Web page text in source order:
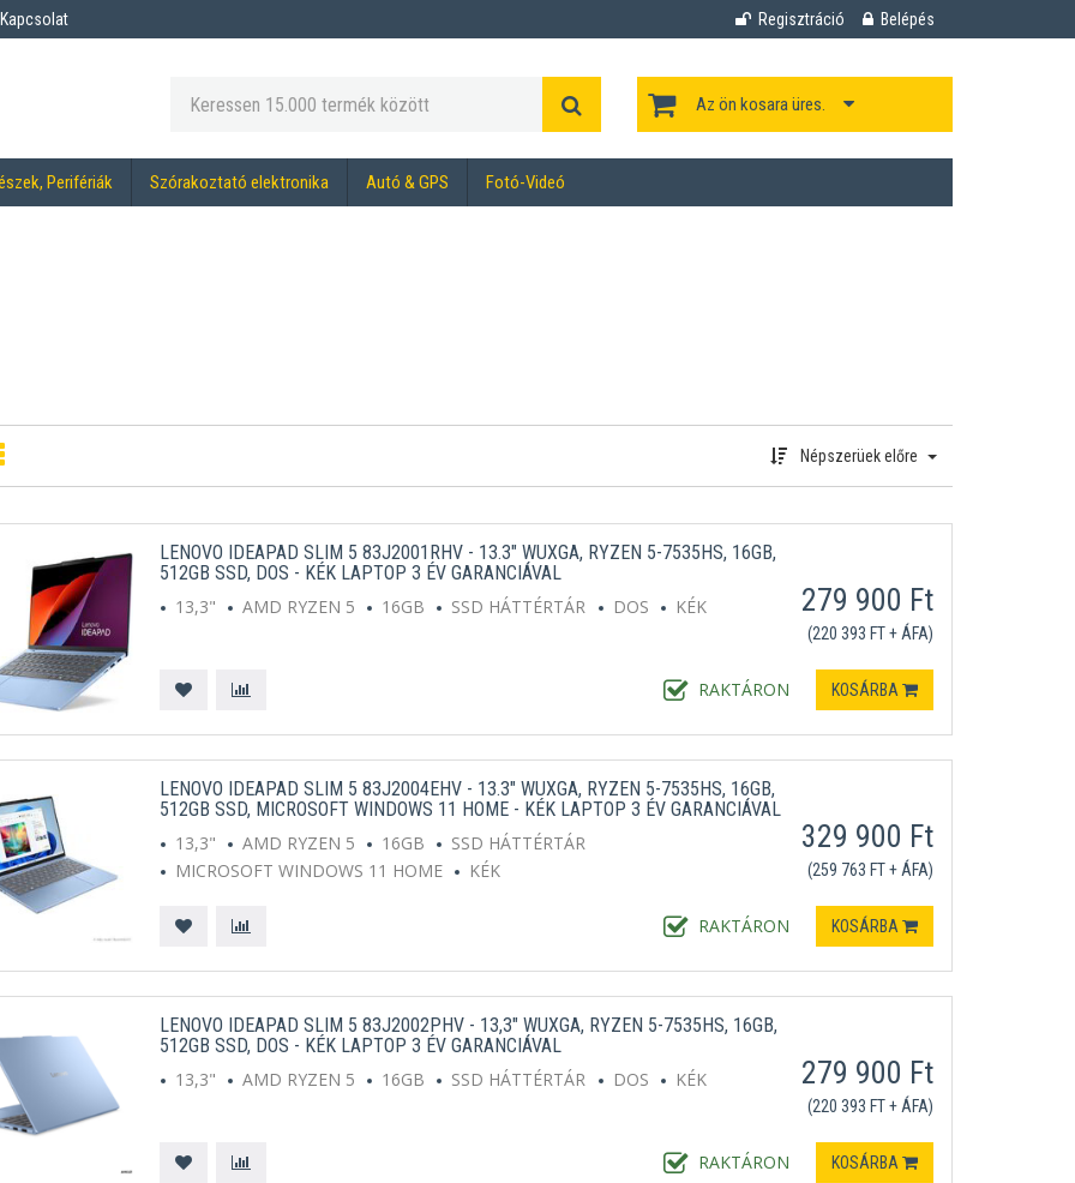
Kapcsolat Regisztráció Belépés
Az ön kosara üres.
Perifériák Szórakoztató elektronika Autó & GPS Fotó-Videó
Népszerüek előre
LENOVO IDEAPAD SLIM 5 83J2001RHV - 13.3" WUXGA, RYZEN 5-7535HS, 16GB,
512GB SSD, DOS - KÉK LAPTOP 3 ÉV GARANCIÁVAL
13,3"
AMD RYZEN 5 16GB SSD HÁTTÉRTÁR DOS KÉK
RAKTÁRON
279 900 Ft
(220 393 FT + ÁFA)
KOSÁRBA
LENOVO IDEAPAD SLIM 5 83J2004EHV - 13.3" WUXGA, RYZEN 5-7535HS, 16GB,
512GB SSD, MICROSOFT WINDOWS 11 HOME - KÉK LAPTOP 3 ÉV GARANCIÁVAL
13,3"
AMD RYZEN 5 16GB
SSD HÁTTÉRTÁR
MICROSOFT WINDOWS 11 HOME
KÉK
RAKTÁRON
329 900 Ft
(259 763 FT + ÁFA)
KOSÁRBA
LENOVO IDEAPAD SLIM 5 83J2002PHV - 13,3" WUXGA, RYZEN 5-7535HS, 16GB,
512GB SSD, DOS - KÉK LAPTOP 3 ÉV GARANCIÁVAL
13,3"
AMD RYZEN 5 16GB SSD HÁTTÉRTÁR DOS KÉK
RAKTÁRON
279 900 Ft
(220 393 FT + ÁFA)
KOSÁRBA